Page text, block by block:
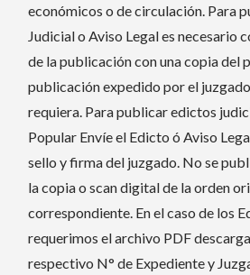
económicos o de circulación. Para
Judicial o Aviso Legal es necesario
de la publicación con una copia del
publicación expedido por el
requiera. Para publicar edictos
Popular Envíe el Edicto ó Aviso
sello y firma del juzgado. No se
la copia o scan digital de la orden
correspondiente. En el caso de los
requerimos el archivo PDF
respectivo N° de Expediente y